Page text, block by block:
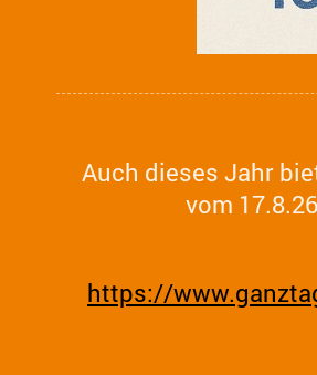
Auch dieses Jahr
vom
https://